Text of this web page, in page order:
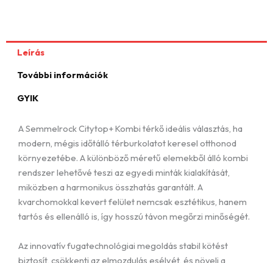
Leírás
További információk
GYIK
A Semmelrock Citytop+ Kombi térkő ideális választás, ha
modern, mégis időtálló térburkolatot keresel otthonod
környezetébe. A különböző méretű elemekből álló kombi
rendszer lehetővé teszi az egyedi minták kialakítását,
miközben a harmonikus összhatás garantált. A
kvarchomokkal kevert felület nemcsak esztétikus, hanem
tartós és ellenálló is, így hosszú távon megőrzi minőségét.
Az innovatív fugatechnológiai megoldás stabil kötést
biztosít, csökkenti az elmozdulás esélyét, és növeli a